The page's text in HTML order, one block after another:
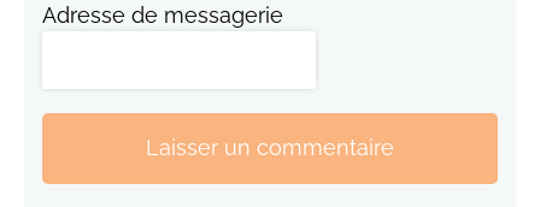
Adresse de messagerie
Laisser un commentaire